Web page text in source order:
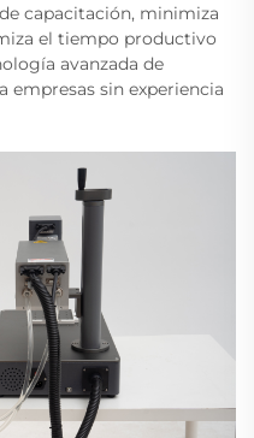
capacitación, minimiza
el tiempo productivo
avanzada de
empresas sin experiencia